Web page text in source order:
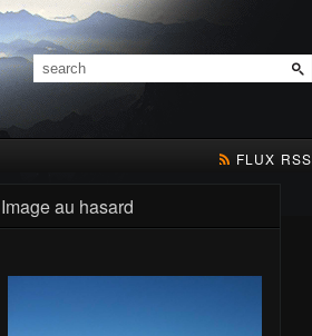
FLUX RSS
Image au hasard